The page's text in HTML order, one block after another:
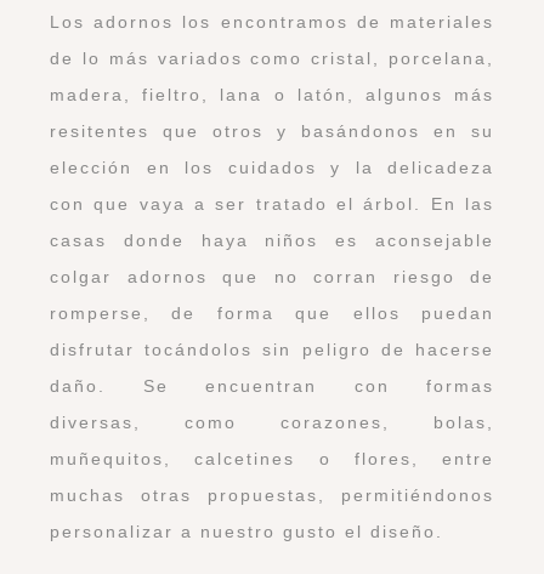
Los adornos los encontramos de materiales
de lo más variados como cristal, porcelana,
madera, fieltro, lana o latón, algunos más
resitentes que otros y basándonos en su
elección en los cuidados y la delicadeza
con que vaya a ser tratado el árbol. En las
casas donde haya niños es aconsejable
colgar adornos que no corran riesgo de
romperse, de forma que ellos puedan
disfrutar tocándolos sin peligro de hacerse
daño. Se encuentran con formas
diversas, como corazones, bolas,
muñequitos, calcetines o flores, entre
muchas otras propuestas, permitiéndonos
personalizar a nuestro gusto el diseño.